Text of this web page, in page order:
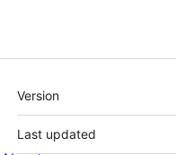
Méta
Version
Last updated